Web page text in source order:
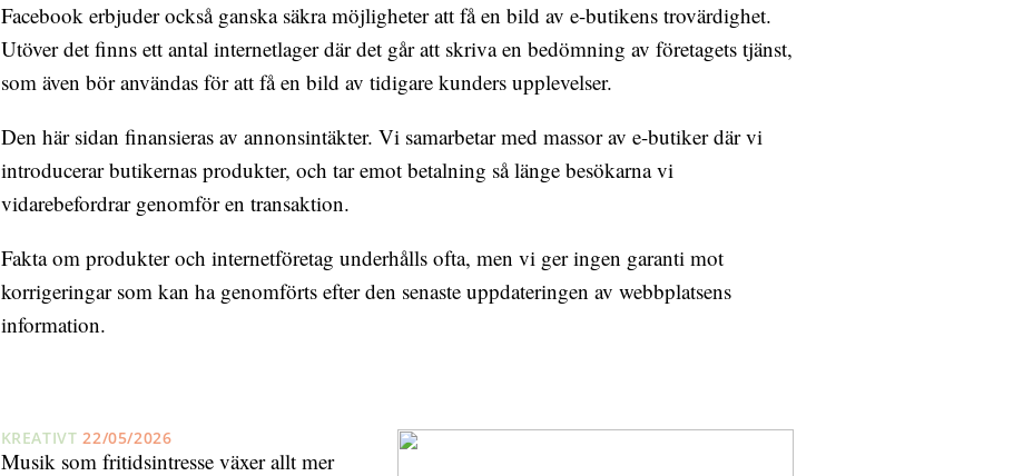
Facebook erbjuder också ganska säkra möjligheter att få en bild av e-butikens trovärdighet.
Utöver det finns ett antal internetlager där det går att skriva en bedömning av företagets tjänst,
som även bör användas för att få en bild av tidigare kunders upplevelser.
Den här sidan finansieras av annonsintäkter. Vi samarbetar med massor av e-butiker där vi
introducerar butikernas produkter, och tar emot betalning så länge besökarna vi
vidarebefordrar genomför en transaktion.
Fakta om produkter och internetföretag underhålls ofta, men vi ger ingen garanti mot
korrigeringar som kan ha genomförts efter den senaste uppdateringen av webbplatsens
information.
KREATIVT 22/05/2026
Musik som fritidsintresse växer allt mer